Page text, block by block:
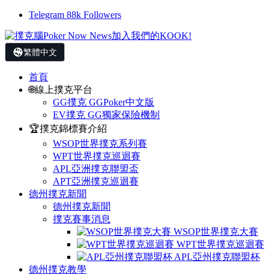
Telegram 88k Followers
繁體中文
首頁
🌐線上撲克平台
GG撲克 GGPoker中文版
EV撲克 GG獨家保險機制
🏆撲克錦標賽介紹
WSOP世界撲克系列賽
WPT世界撲克巡迴賽
APL亞洲撲克聯盟盃
APT亞洲撲克巡迴賽
德州撲克新聞
德州撲克新聞
撲克賽事消息
WSOP世界撲克大賽
WPT世界撲克巡迴賽
APL亞州撲克聯盟杯
德州撲克教學